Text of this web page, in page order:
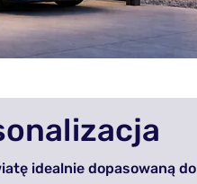
idealnie dopasowaną